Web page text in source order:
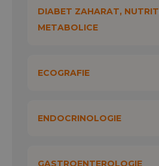
DIABET ZAHARAT,
METABOLICE
ECOGRAFIE
ENDOCRINOLOGIE
GASTROENTEROLOGIE